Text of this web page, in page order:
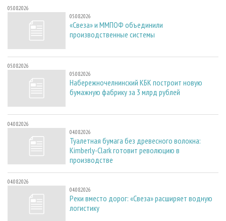
05.08.2026
05.08.2026
«Свеза» и ММПОФ объединили
производственные системы
05.08.2026
05.08.2026
Набережночелнинский КБК построит новую
бумажную фабрику за 3 млрд рублей
04.08.2026
04.08.2026
Туалетная бумага без древесного волокна:
Kimberly-Clark готовит революцию в
производстве
04.08.2026
04.08.2026
Реки вместо дорог: «Свеза» расширяет водную
логистику